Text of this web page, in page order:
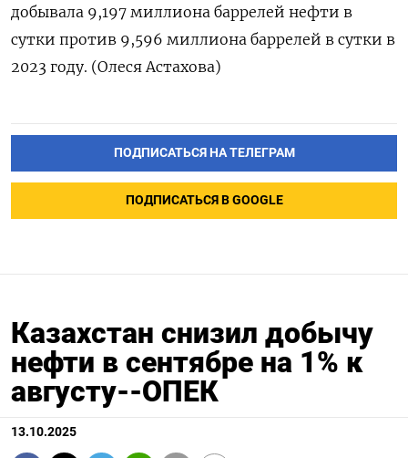
добывала 9,197 миллиона баррелей нефти в
сутки против 9,596 миллиона баррелей в сутки в
2023 году. (Олеся Астахова)
ПОДПИСАТЬСЯ НА ТЕЛЕГРАМ
ПОДПИСАТЬСЯ В GOOGLE
Казахстан снизил добычу
нефти в сентябре на 1% к
августу--ОПЕК
13.10.2025